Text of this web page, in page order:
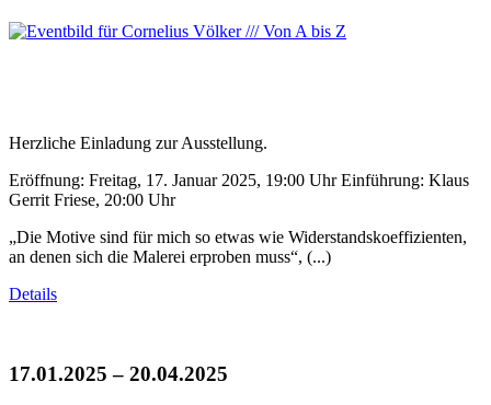
Herzliche Einladung zur Ausstellung.
Eröffnung: Freitag, 17. Januar 2025, 19:00 Uhr Einführung: Klaus
Gerrit Friese, 20:00 Uhr
„Die Motive sind für mich so etwas wie Widerstandskoeffizienten,
an denen sich die Malerei erproben muss“, (...)
Details
17.01.2025 – 20.04.2025